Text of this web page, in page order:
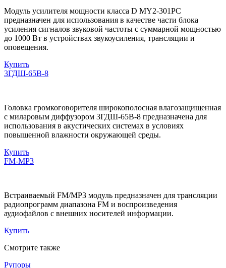
Модуль усилителя мощности класса D MY2-301PC
предназначен для использования в качестве части блока
усиления сигналов звуковой частоты с суммарной мощностью
до 1000 Вт в устройствах звукоусиления, трансляции и
оповещения.
Купить
3ГДШ-65В-8
Головка громкоговорителя широкополосная влагозащищенная
с миларовым диффузором 3ГДШ-65В-8 предназначена для
использования в акустических системах в условиях
повышенной влажности окружающей среды.
Купить
FM-MP3
Встраиваемый FM/MP3 модуль предназначен для трансляции
радиопрограмм диапазона FM и воспроизведения
аудиофайлов с внешних носителей информации.
Купить
Смотрите также
Рупоры